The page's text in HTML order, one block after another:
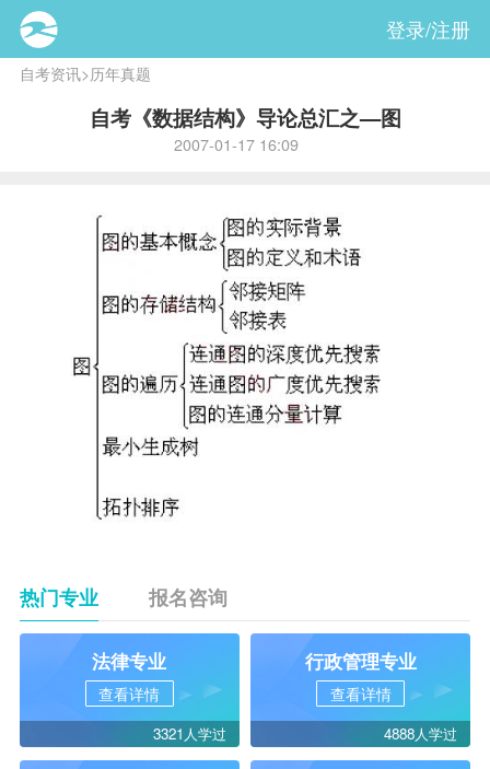
登录/注册
自考资讯>历年真题
自考《数据结构》导论总汇之—图
2007-01-17 16:09
热门专业 报名咨询
法律专业
查看详情
3321人学过
行政管理专业
查看详情
4888人学过